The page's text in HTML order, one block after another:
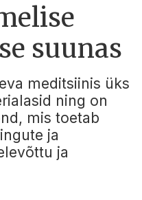
suunas
meditsiinis üks
ning on
mis toetab
ja
ja